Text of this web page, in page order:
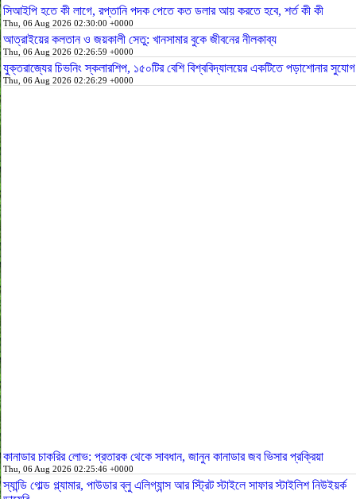
সিআইপি হতে কী লাগে, রপ্তানি পদক পেতে কত ডলার আয় করতে হবে, শর্ত কী কী
Thu, 06 Aug 2026 02:30:00 +0000
আত্রাইয়ের কলতান ও জয়কালী সেতু: খানসামার বুকে জীবনের নীলকাব্য
Thu, 06 Aug 2026 02:26:59 +0000
যুক্তরাজ্যের চিভনিং স্কলারশিপ, ১৫০টির বেশি বিশ্ববিদ্যালয়ের একটিতে পড়াশোনার সুযোগ
Thu, 06 Aug 2026 02:26:29 +0000
কানাডার চাকরির লোভ: প্রতারক থেকে সাবধান, জানুন কানাডার জব ভিসার প্রক্রিয়া
Thu, 06 Aug 2026 02:25:46 +0000
স্যান্ডি গোল্ড গ্ল্যামার, পাউডার ব্লু এলিগ্যান্স আর স্ট্রিট স্টাইলে সাফার স্টাইলিশ নিউইয়র্ক